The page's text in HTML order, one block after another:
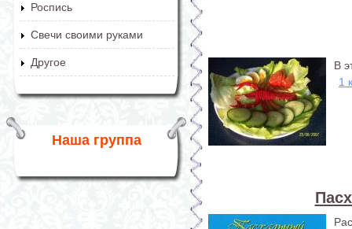
Роспись
Свечи своими руками
Другое
Наша группа
В
1